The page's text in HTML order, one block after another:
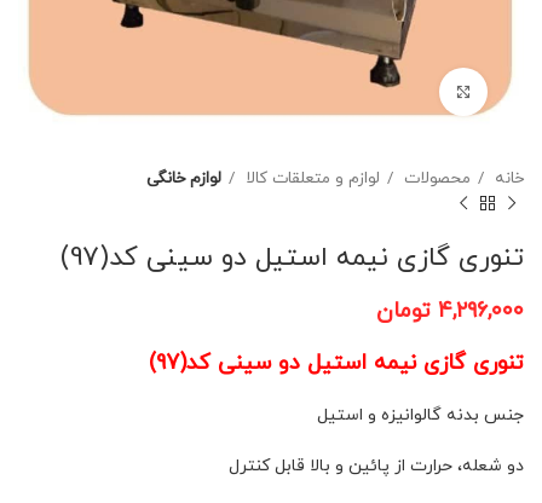
برای بزرگنمایی کلیک کنید
خانه محصولات لوازم و متعلقات کالا لوازم خانگی
تنوری گازی نیمه استیل دو سینی کد(97)
۴,۲۹۶,۰۰۰ تومان
تنوری گازی نیمه استیل دو سینی کد(97)
جنس بدنه گالوانیزه و استیل
دو شعله، حرارت از پائین و بالا قابل کنترل